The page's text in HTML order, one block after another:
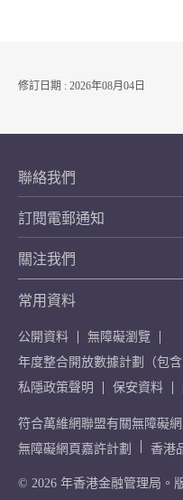
修訂日期 : 2026年08月04日
聯絡我們
訂閱電郵通知
關注我們
常用資料
公開資料
無障礙瀏覽
年度整合開放數據計劃（包含
私隱政策聲明
保安資料
符合萬維網聯盟有關無障礙
無障礙網頁嘉許計劃
香港
© 2026 年香港金融管理局。